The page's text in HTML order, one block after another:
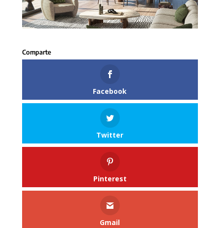
Facebook
Twitter
Pinterest
Gmail